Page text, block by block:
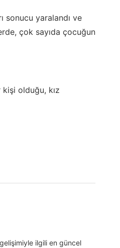
sonucu yaralandı ve
çok sayıda çocuğun
kişi olduğu, kız
ilgili en güncel